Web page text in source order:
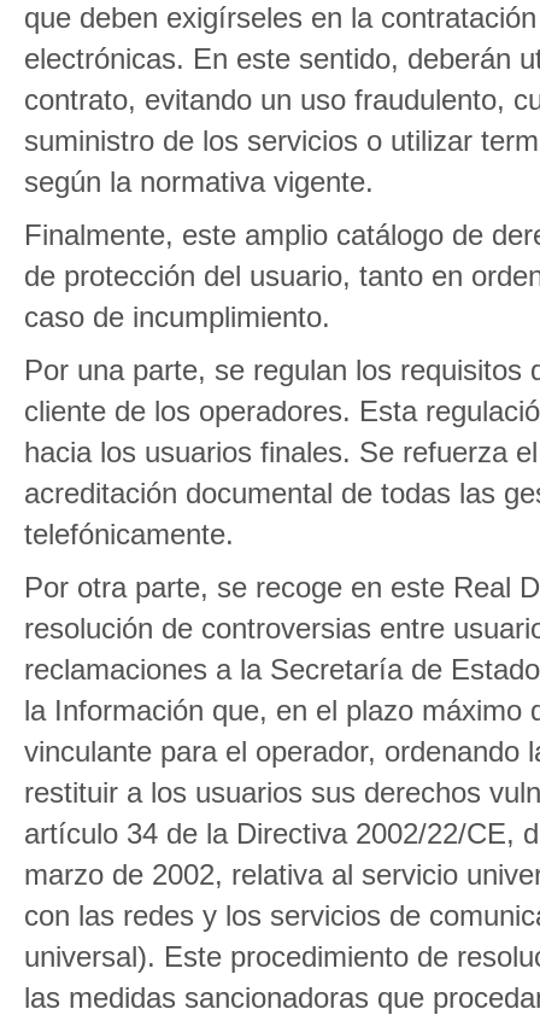
que deben exigírseles en la
electrónicas. En este sentido, deberán
contrato, evitando un uso fraudulento,
suministro de los servicios o utilizar
según la normativa vigente.
Finalmente, este amplio catálogo de
de protección del usuario, tanto en
caso de incumplimiento.
Por una parte, se regulan los
cliente de los operadores. Esta
hacia los usuarios finales. Se refuerza
acreditación documental de todas las
telefónicamente.
Por otra parte, se recoge en este Real
resolución de controversias entre
reclamaciones a la Secretaría de
la Información que, en el plazo
vinculante para el operador, ordenando
restituir a los usuarios sus derechos
artículo 34 de la Directiva 2002/22/CE,
marzo de 2002, relativa al servicio
con las redes y los servicios de
universal). Este procedimiento de
las medidas sancionadoras que